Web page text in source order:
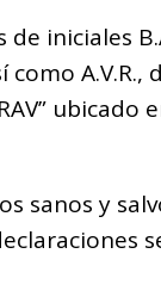
iniciales
como
sanos y